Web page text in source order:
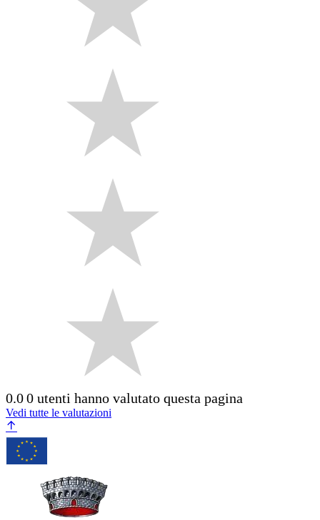
0.00 utenti hanno valutato questa pagina
Vedi tutte le valutazioni